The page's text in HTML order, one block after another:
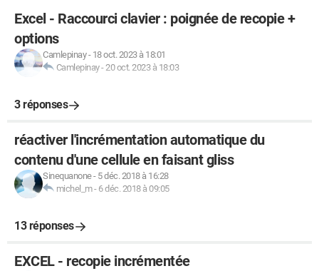
Excel - Raccourci clavier : poignée de recopie +
options
Camlepinay- 18 oct. 2023 à 18:01
Camlepinay-20 oct. 2023 à 18:03
3 réponses
réactiver l'incrémentation automatique du
contenu d'une cellule en faisant gliss
Sinequanone- 5 déc. 2018 à 16:28
michel_m- 6 déc. 2018 à 09:05
13 réponses
EXCEL - recopie incrémentée